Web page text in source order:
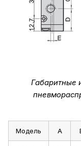
Габаритные
Модель A